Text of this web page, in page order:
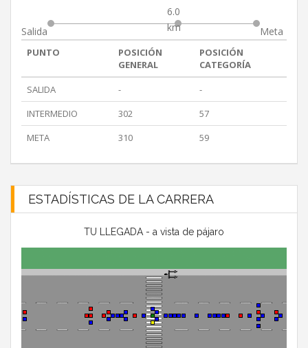
Salida
6.0
km
Meta
PUNTO
POSICIÓN
GENERAL
POSICIÓN
CATEGORÍA
SALIDA
-
-
INTERMEDIO
302
57
META
310 59
ESTADÍSTICAS DE LA CARRERA
TU LLEGADA - a vista de pájaro